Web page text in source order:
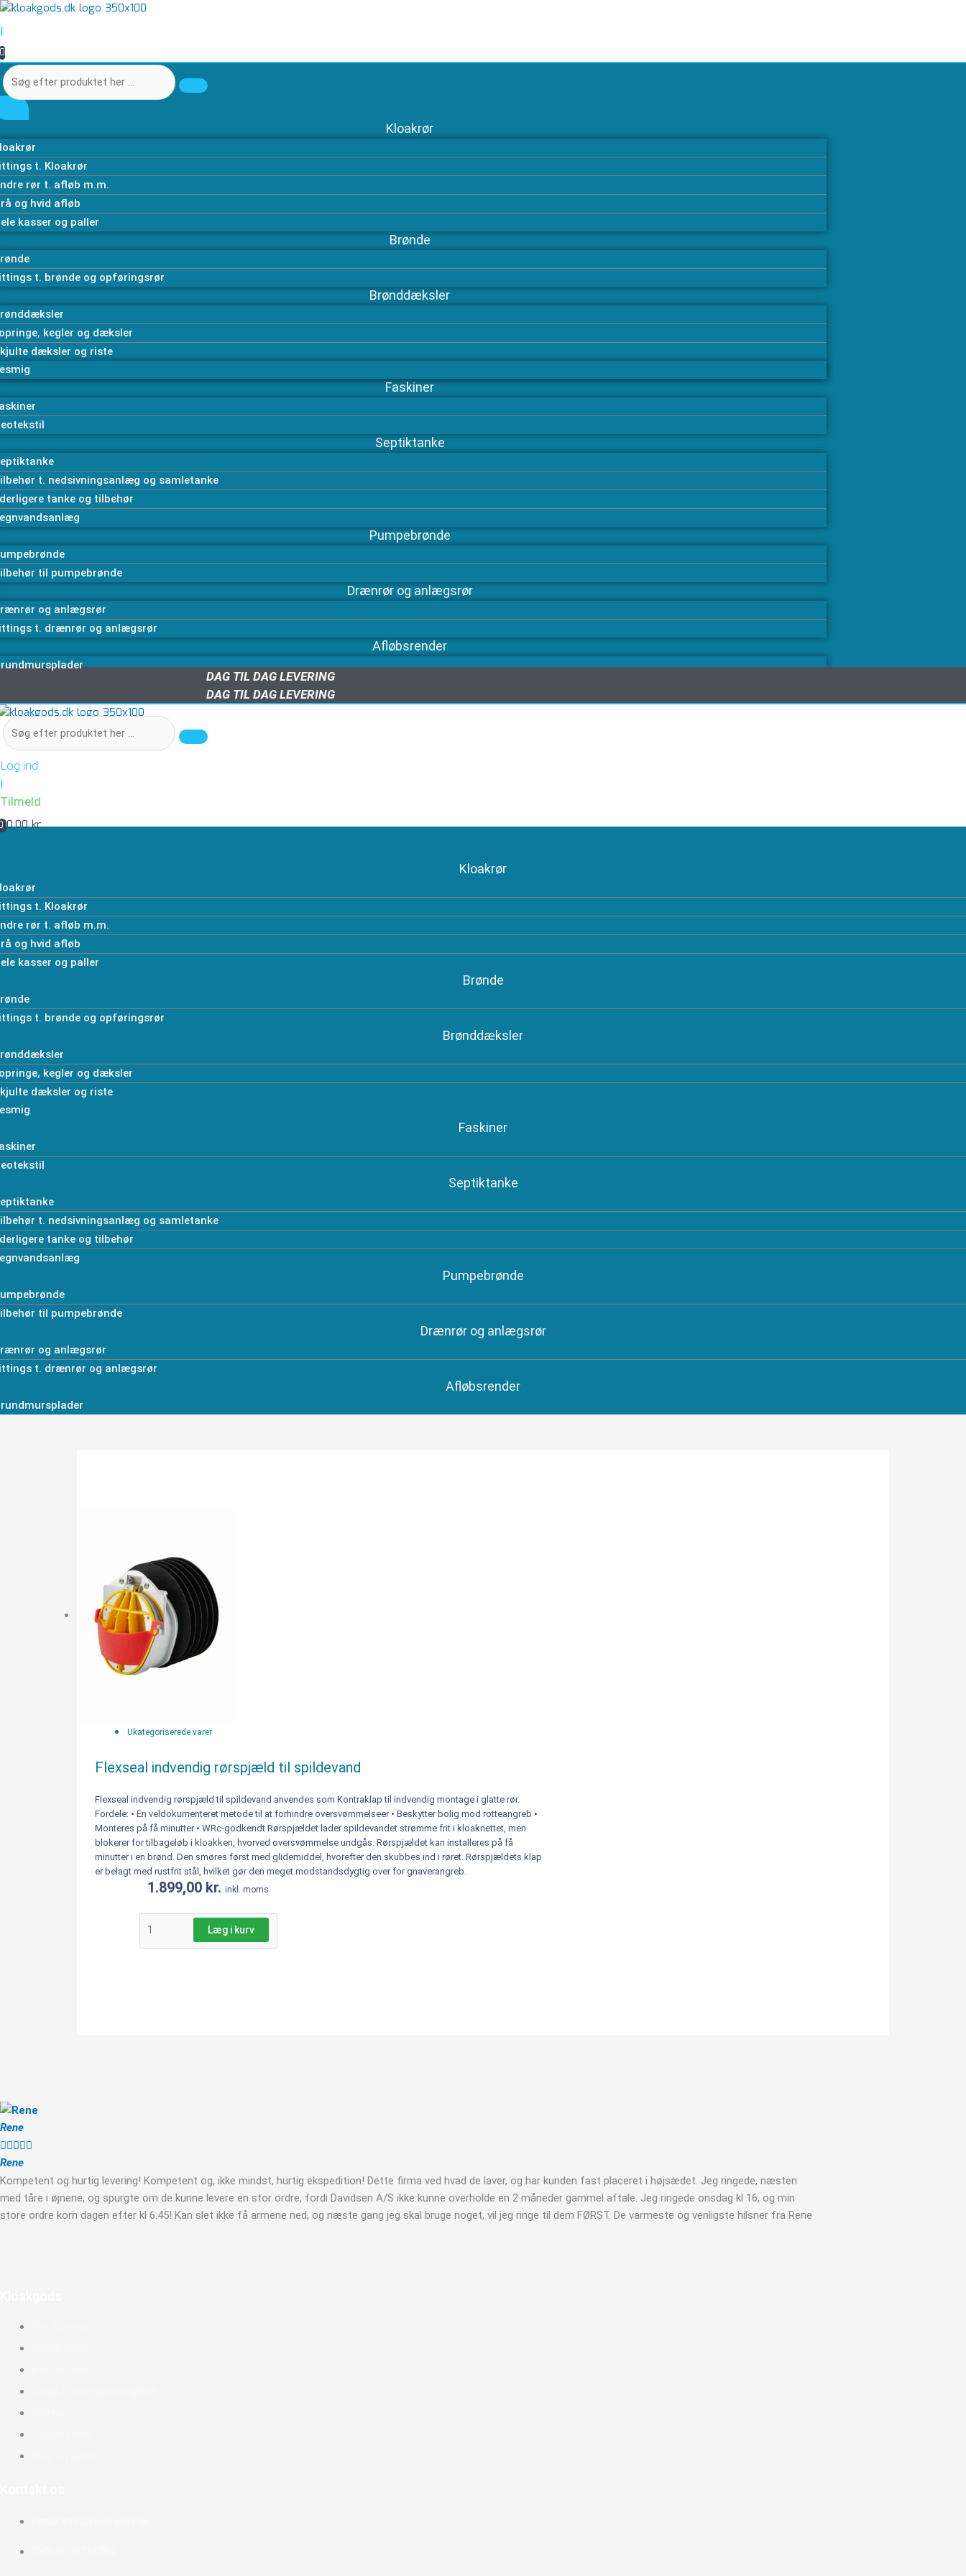
Gå
til
indholdet
|
0
Søg
produktet
her
…
Kloakrør
t. Kloakrør
rør t. afløb m.m.
og hvid afløb
kasser og paller
Brønde
t. brønde og opføringsrør
Brønddæksler
kegler og dæksler
dæksler og riste
Faskiner
Septiktanke
t. nedsivningsanlæg og samletanke
tanke og tilbehør
Pumpebrønde
til pumpebrønde
Drænrør og anlægsrør
og anlægsrør
t. drænrør og anlægsrør
Afløbsrender
DAG TIL DAG LEVERING
DAG TIL DAG LEVERING
Søg
produktet
her
…
Log ind
|
Tilmeld
0,00 kr.
Kloakrør
t. Kloakrør
rør t. afløb m.m.
og hvid afløb
kasser og paller
Brønde
t. brønde og opføringsrør
Brønddæksler
kegler og dæksler
dæksler og riste
Faskiner
Septiktanke
t. nedsivningsanlæg og samletanke
tanke og tilbehør
Pumpebrønde
til pumpebrønde
Drænrør og anlægsrør
og anlægsrør
t. drænrør og anlægsrør
Afløbsrender
Ukategoriserede varer
Flexseal indvendig rørspjæld til spildevand
Flexseal indvendig rørspjæld til spildevand anvendes som Kontraklap til indvendig montage i glatte rør.
Fordele: • En veldokumenteret metode til at forhindre oversvømmelseer • Beskytter bolig mod rotteangreb •
Monteres på få minutter • WRc-godkendt Rørspjældet lader spildevandet strømme frit i kloaknettet, men
blokerer for tilbageløb i kloakken, hvorved oversvømmelse undgås. Rørspjældet kan installeres på få
minutter i en brønd. Den smøres først med glidemiddel, hvorefter den skubbes ind i røret. Rørspjældets klap
er belagt med rustfrit stål, hvilket gør den meget modstandsdygtig over for gnaverangreb.
1.899,00 kr. inkl. moms
Læg i kurv
Rene

Rene
Kompetent og hurtig levering! Kompetent og, ikke mindst, hurtig ekspedition! Dette firma ved hvad de laver, og har kunden fast placeret i højsædet. Jeg ringede, næsten
med tåre i øjnene, og spurgte om de kunne levere en stor ordre, fordi Davidsen A/S ikke kunne overholde en 2 måneder gammel aftale. Jeg ringede onsdag kl 16, og min
store ordre kom dagen efter kl 6.45! Kan slet ikke få armene ned, og næste gang jeg skal bruge noget, vil jeg ringe til dem FØRST. De varmeste og venligste hilsner fra Rene